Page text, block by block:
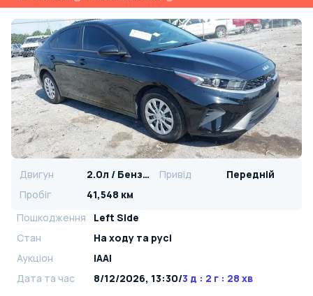
Двигун 2.0л / Бензин Привід
Передній
Пробіг
41,548 км
Пошкодження
Left Side
Стан
На ​​ходу та русі
Аукціон
IAAI
Дата та час
8/12/2026, 13:30/3 д : 2 г : 28 хв